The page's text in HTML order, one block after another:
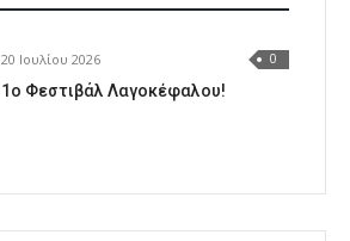
20 Ιουλίου 2026 0
1o Φεστιβάλ Λαγοκέφαλου!